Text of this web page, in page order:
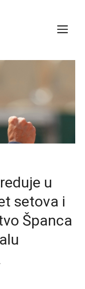
u
setova i
Španca